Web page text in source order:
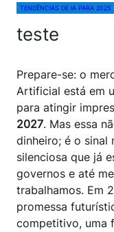
TENDÊNCIAS DE IA PARA 2025
teste
Prepare-se: o
Artificial está em
para atingir
2027. Mas essa
dinheiro; é o sinal
silenciosa que já
governos e até
trabalhamos. Em
promessa
competitivo, uma